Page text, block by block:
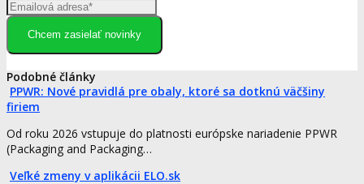
Chcem zasielať novinky
Podobné články
PPWR: Nové pravidlá pre obaly, ktoré sa dotknú väčšiny
firiem
Od roku 2026 vstupuje do platnosti európske nariadenie PPWR
(Packaging and Packaging…
Veľké zmeny v aplikácii ELO.sk